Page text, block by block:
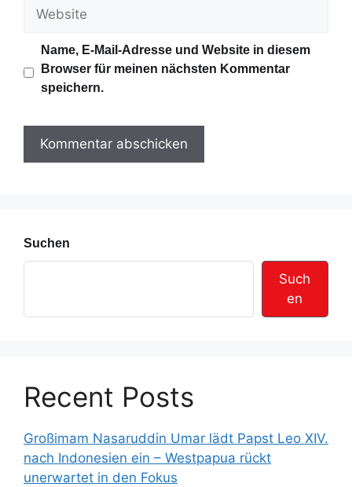
-
r
s
i
Name, E-Mail-Adresse und Website in diesem
Browser für meinen nächsten Kommentar
speichern.
Suchen
Such
en
Recent Posts
Großimam Nasaruddin Umar lädt Papst Leo XIV.
nach Indonesien ein – Westpapua rückt
unerwartet in den Fokus